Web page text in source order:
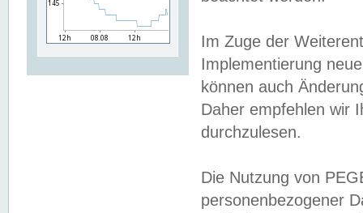
Im Zuge der
Implementierung
können auch
Daher empfehlen wir
durchzulesen.
Die Nutzung von
personenbezogener